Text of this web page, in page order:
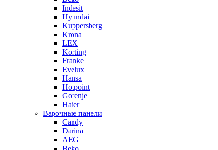
Indesit
Hyundai
Kuppersberg
Krona
LEX
Korting
Franke
Evelux
Hansa
Hotpoint
Gorenje
Haier
Варочные панели
Candy
Darina
AEG